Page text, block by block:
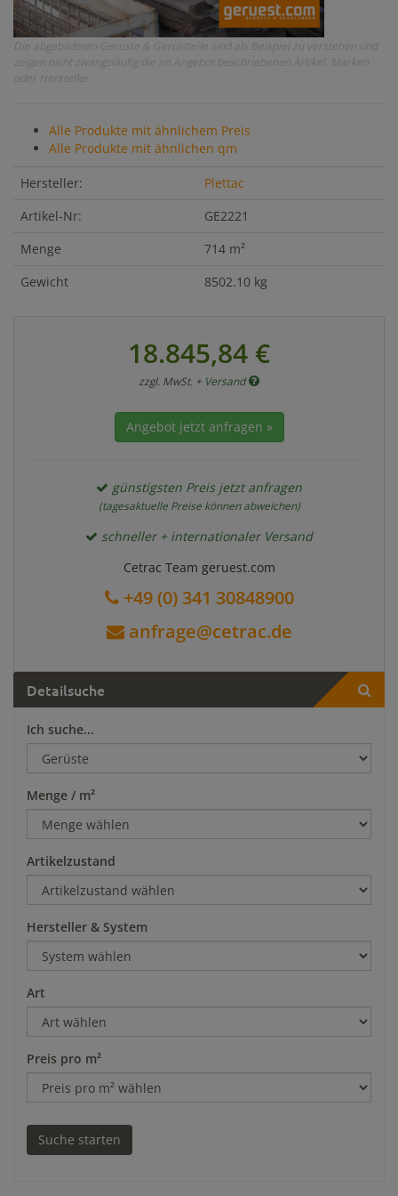
Die abgebildeten Gerüste & Gerüstteile sind als Beispiel zu verstehen und
zeigen nicht zwangsläufig die im Angebot beschriebenen Artikel, Marken
oder Hersteller.
Alle Produkte mit ähnlichem Preis
Alle Produkte mit ähnlichen qm
Hersteller:
Plettac
Artikel-Nr:
GE2221
Menge
714 m²
Gewicht
8502.10 kg
18.845,84 €
zzgl. MwSt. + Versand
Angebot jetzt anfragen »
günstigsten Preis jetzt anfragen
(tagesaktuelle Preise können abweichen)
schneller + internationaler Versand
Cetrac Team geruest.com
+49 (0) 341 30848900
anfrage@cetrac.de
Detailsuche
Ich suche...
Menge / m²
Artikelzustand
Hersteller & System
Art
Preis pro m²